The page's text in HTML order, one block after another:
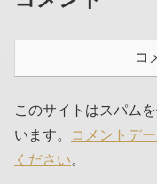
コ
このサイトはスパム
います。
コメントデ
ください。